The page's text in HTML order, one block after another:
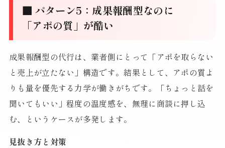
■ パターン5：成果報酬型なのに
「アポの質」が酷い
成果報酬型の代行は、業者側にとって「アポを取らない
と売上が立たない」構造です。結果として、アポの質よ
りも量を優先する力学が働きがちです。「ちょっと話を
聞いてもいい」程度の温度感を、無理に商談に押し込
む、というケースが多発します。
見抜き方と対策